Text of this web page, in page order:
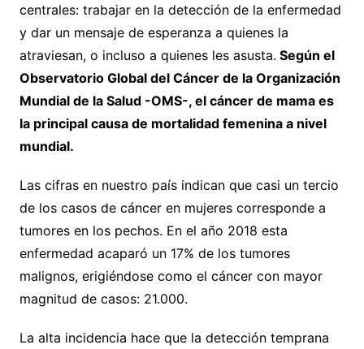
centrales: trabajar en la detección de la enfermedad
y dar un mensaje de esperanza a quienes la
atraviesan, o incluso a quienes les asusta. Según el
Observatorio Global del Cáncer de la Organización
Mundial de la Salud -OMS-, el cáncer de mama es
la principal causa de mortalidad femenina a nivel
mundial.
Las cifras en nuestro país indican que casi un tercio
de los casos de cáncer en mujeres corresponde a
tumores en los pechos. En el año 2018 esta
enfermedad acaparó un 17% de los tumores
malignos, erigiéndose como el cáncer con mayor
magnitud de casos: 21.000.
La alta incidencia hace que la detección temprana